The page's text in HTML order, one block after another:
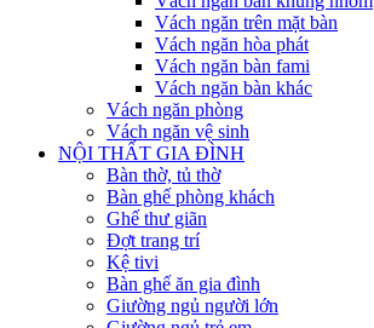
Vách ngăn trên mặt bàn
Vách ngăn hòa phát
Vách ngăn bàn fami
Vách ngăn bàn khác
Vách ngăn phòng
Vách ngăn vệ sinh
NỘI THẤT GIA ĐÌNH
Bàn thờ, tủ thờ
Bàn ghế phòng khách
Ghế thư giãn
Đợt trang trí
Kệ tivi
Bàn ghế ăn gia đình
Giường ngủ người lớn